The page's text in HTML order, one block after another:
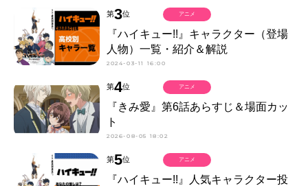
第3位
『ハイキュー!!』キャラクター（登場
人物）一覧・紹介＆解説
2024-03-11 16:00
アニメ
第4位
『きみ愛』第6話あらすじ＆場面カッ
ト
2026-08-05 18:02
アニメ
第5位
『ハイキュー!!』人気キャラクター投
アニメ